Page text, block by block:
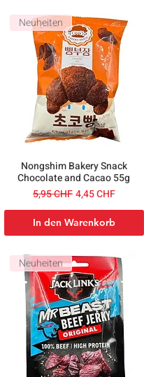
Neuheiten
Nongshim Bakery Snack
Chocolate and Cacao 55g
Standardpreis
5,95 CHFSale-Preis
4,45 CHF
In den Warenkorb
Neuheiten